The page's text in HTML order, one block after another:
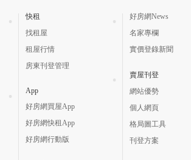
快租
找租屋
租屋行情
房東刊登管理
App
好房網買屋App
好房網快租App
好房網行動版
好房網News
名家專欄
實價登錄新聞
賣屋刊登
網站優勢
個人網頁
格局圖工具
刊登方案